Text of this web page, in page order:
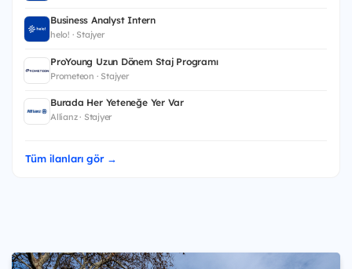
Business Analyst Intern
helo! · Stajyer
ProYoung Uzun Dönem Staj Programı
Prometeon · Stajyer
Burada Her Yeteneğe Yer Var
Allianz · Stajyer
Tüm ilanları gör →